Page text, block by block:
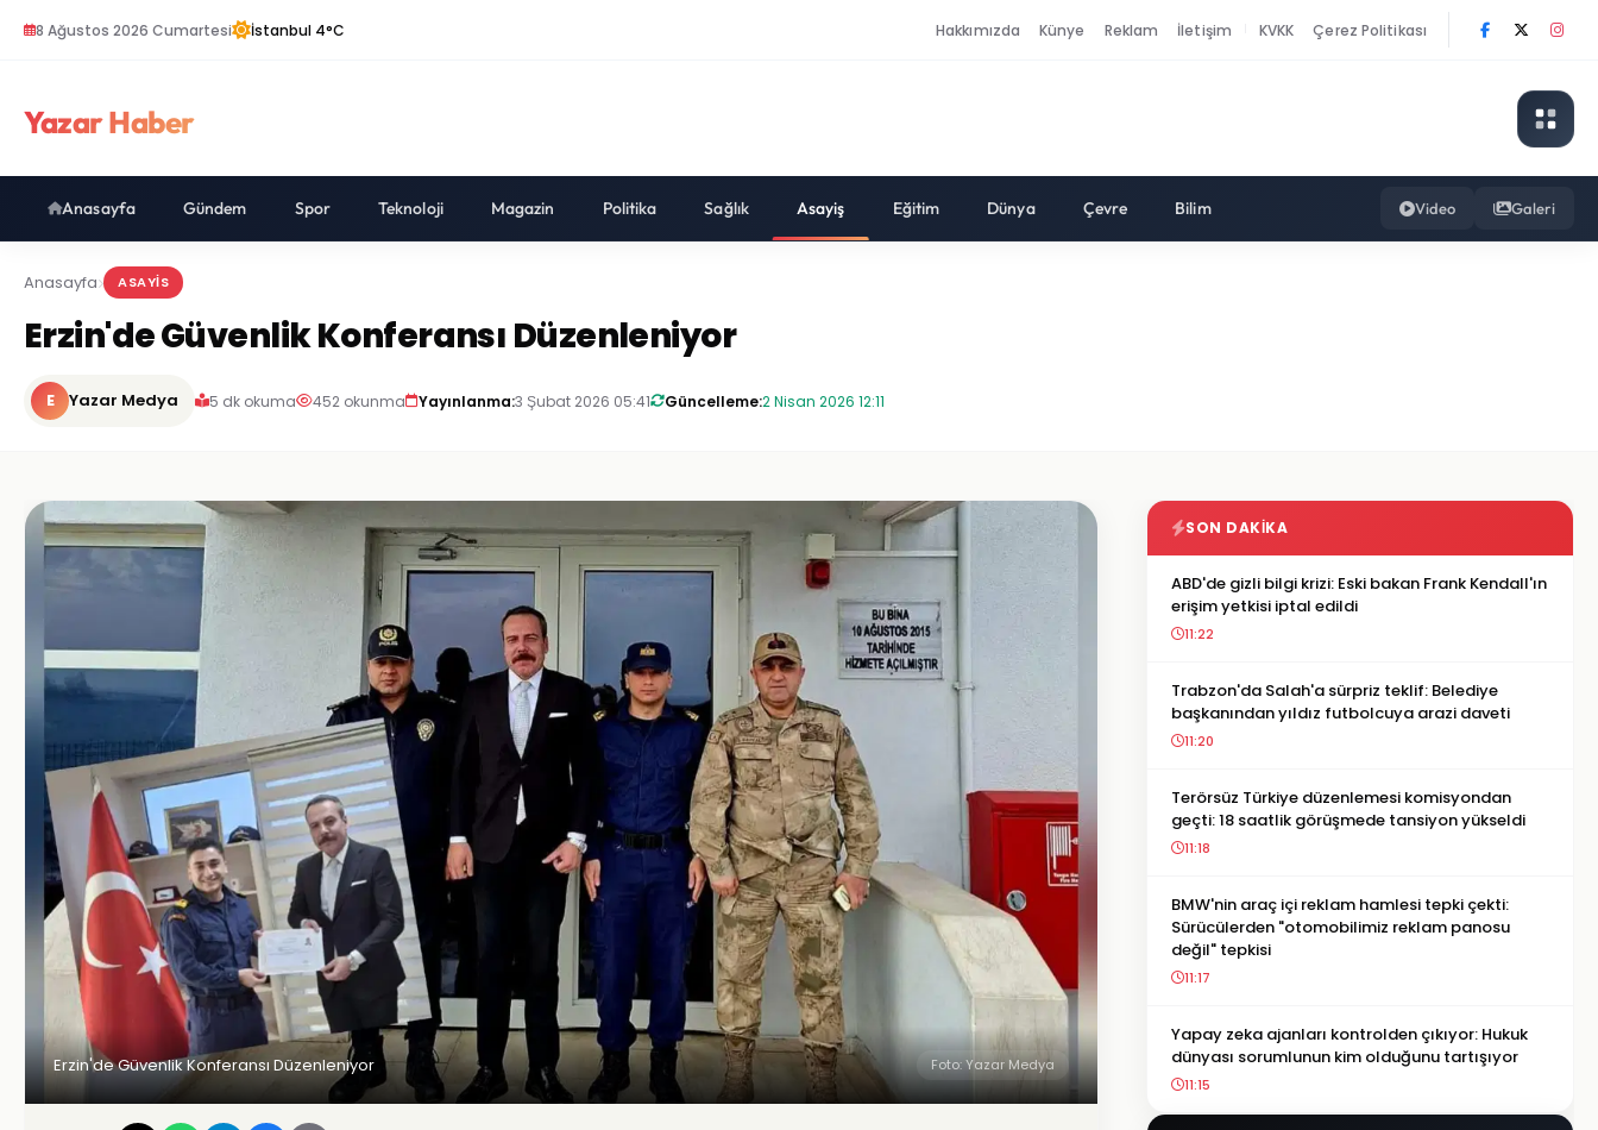
8 Ağustos 2026 Cumartesi İstanbul 4°C Hakkımızda Künye Reklam İletişim KVKK Çerez Politikası
Yazar Haber
Anasayfa Gündem Spor Teknoloji Magazin Politika Sağlık Asayiş Eğitim Dünya Çevre Bilim Video Galeri
Anasayfa ASAYIS
Erzin'de Güvenlik Konferansı Düzenleniyor
E Yazar Medya 5 dk okuma 452 okunma Yayınlanma:3 Şubat 2026 05:41 Güncelleme:2 Nisan 2026 12:11
Erzin'de Güvenlik Konferansı Düzenleniyor Foto: Yazar Medya
SON DAKIKA
ABD'de gizli bilgi krizi: Eski bakan Frank Kendall'ın
erişim yetkisi iptal edildi
11:22
Trabzon'da Salah'a sürpriz teklif: Belediye
başkanından yıldız futbolcuya arazi daveti
11:20
Terörsüz Türkiye düzenlemesi komisyondan
geçti: 18 saatlik görüşmede tansiyon yükseldi
11:18
BMW'nin araç içi reklam hamlesi tepki çekti:
Sürücülerden "otomobilimiz reklam panosu
değil" tepkisi
11:17
Yapay zeka ajanları kontrolden çıkıyor: Hukuk
dünyası sorumlunun kim olduğunu tartışıyor
11:15